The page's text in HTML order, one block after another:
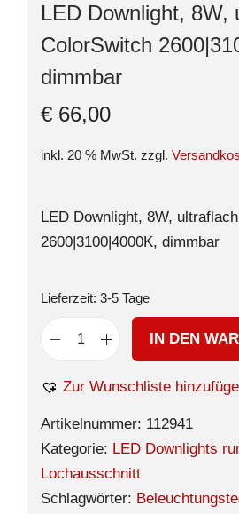
LED Downlight, 8W,
ColorSwitch
dimmbar
€ 66,00
inkl. 20 % MwSt. zzgl.
LED Downlight, 8W,
2600|3100|4000K, dimmbar
Lieferzeit: 3-5 Tage
IN DEN
Zur Wunschliste
Artikelnummer: 112941
Kategorie: LED Downlights
Lochausschnitt
Schlagwörter: